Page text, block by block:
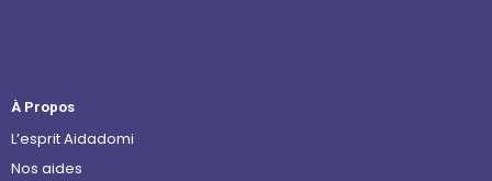
À Propos
L’esprit Aidadomi
Nos aides